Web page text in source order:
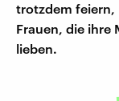
trotzdem feiern,
Frauen, die ihre
lieben.